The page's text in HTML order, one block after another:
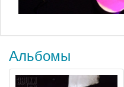
Альбомы